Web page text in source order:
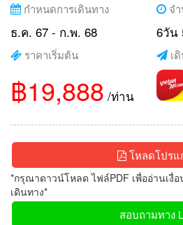
กำหนดการเดินทาง
ธ.ค. 67 - ก.พ. 68
จ
6วัน
ราคาเริ่มต้น
฿19,888 /ท่าน
เ
โหลดโปรแ
*กรุณาดาวน์โหลด ไฟล์PDF เพื่ออ่านเงื่
เดินทาง*
สอบถามทาง